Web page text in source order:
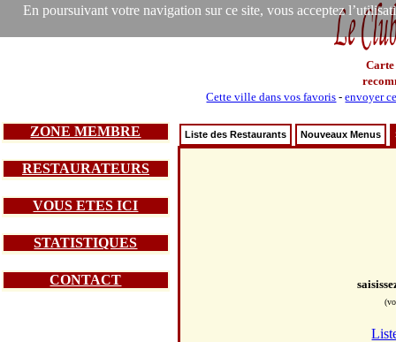
En poursuivant votre navigation sur ce site, vous acceptez
Carte
Cette ville dans vos favoris -envoyer
ZONE MEMBRE
RESTAURATEURS
VOUS ETES ICI
STATISTIQUES
CONTACT
Liste des Restaurants Nouveaux Menus